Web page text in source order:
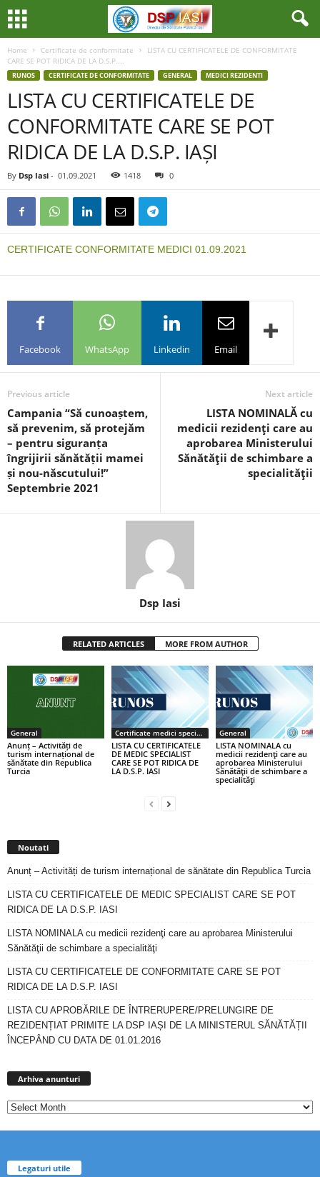
Home Certificate de conformitate
LISTA CU CERTIFICATELE DE CONFORMITATE
CARE SE POT RIDICA DE LA D.S.P....
RUNOS CERTIFICATE DE CONFORMITATE GENERAL MEDICI REZIDENTI
LISTA CU CERTIFICATELE DE
CONFORMITATE CARE SE POT
RIDICA DE LA D.S.P. IAȘI
By Dsp Iasi - 01.09.2021 1418 0
CERTIFICATE CONFORMITATE MEDICI 01.09.2021
Facebook WhatsApp Linkedin Email
Previous article
Campania “Să cunoaștem,
să prevenim, să protejăm
– pentru siguranța
îngrijirii sănătății mamei
și nou-născutului!”
Septembrie 2021
Next article
LISTA NOMINALĂ cu
medicii rezidenţi care au
aprobarea Ministerului
Sănătăţii de schimbare a
specialităţii
Dsp Iasi
RELATED ARTICLES MORE FROM AUTHOR
General
Anunț – Activități de
turism internațional de
sănătate din Republica
Turcia
Certificate medici specialiști / primari
LISTA CU CERTIFICATELE
DE MEDIC SPECIALIST
CARE SE POT RIDICA DE
LA D.S.P. IASI
General
LISTA NOMINALA cu
medicii rezidenţi care au
aprobarea Ministerului
Sănătăţii de schimbare a
specialităţi
Noutati
Anunț – Activități de turism internațional de sănătate din Republica Turcia
LISTA CU CERTIFICATELE DE MEDIC SPECIALIST CARE SE POT
RIDICA DE LA D.S.P. IASI
LISTA NOMINALA cu medicii rezidenţi care au aprobarea Ministerului
Sănătăţii de schimbare a specialităţi
LISTA CU CERTIFICATELE DE CONFORMITATE CARE SE POT
RIDICA DE LA D.S.P. IASI
LISTA CU APROBĂRILE DE ÎNTRERUPERE/PRELUNGIRE DE
REZIDENȚIAT PRIMITE LA DSP IAȘI DE LA MINISTERUL SĂNĂTĂȚII
ÎNCEPÂND CU DATA DE 01.01.2016
Arhiva anunturi
Legaturi utile